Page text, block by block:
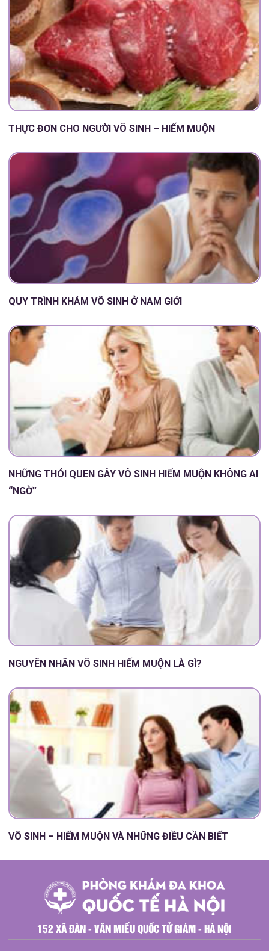
THỰC ĐƠN CHO NGƯỜI VÔ SINH – HIẾM MUỘN
QUY TRÌNH KHÁM VÔ SINH Ở NAM GIỚI
NHỮNG THÓI QUEN GÂY VÔ SINH HIẾM MUỘN KHÔNG AI
“NGỜ”
NGUYÊN NHÂN VÔ SINH HIẾM MUỘN LÀ GÌ?
VÔ SINH – HIẾM MUỘN VÀ NHỮNG ĐIỀU CẦN BIẾT
152 XÃ ĐÀN - VĂN MIẾU QUỐC TỬ GIÁM - HÀ NỘI